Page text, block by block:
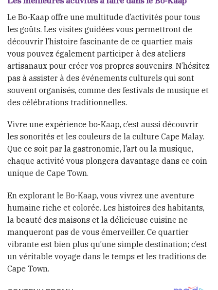
Le Bo-Kaap offre une multitude d’activités pour tous
les goûts. Les visites guidées vous permettront de
découvrir l’histoire fascinante de ce quartier, mais
vous pouvez également participer à des ateliers
artisanaux pour créer vos propres souvenirs. N’hésitez
pas à assister à des événements culturels qui sont
souvent organisés, comme des festivals de musique et
des célébrations traditionnelles.
Vivre une expérience bo-Kaap, c’est aussi découvrir
les sonorités et les couleurs de la culture Cape Malay.
Que ce soit par la gastronomie, l’art ou la musique,
chaque activité vous plongera davantage dans ce coin
unique de Cape Town.
En explorant le Bo-Kaap, vous vivrez une aventure
humaine riche et colorée. Les histoires des habitants,
la beauté des maisons et la délicieuse cuisine ne
manqueront pas de vous émerveiller. Ce quartier
vibrante est bien plus qu’une simple destination; c’est
un véritable voyage dans le temps et les traditions de
Cape Town.